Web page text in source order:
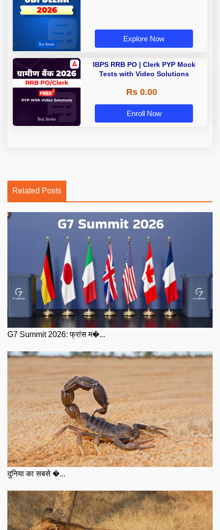
Explore Now
IBPS RRB PO | Clerk PYP Mock
Tests with Video Solutions
Rs 0.00
Enroll Now
Related Posts
G7 Summit 2026: फ्रांस म�...
दुनिया का सबसे �...